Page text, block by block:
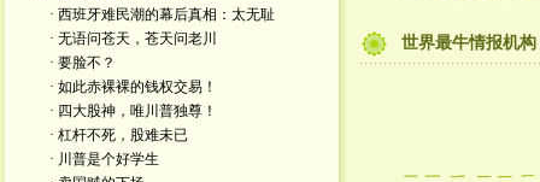
· 西班牙难民潮的幕后真相：太无耻
· 无语问苍天，苍天问老川
· 要脸不？
· 如此赤裸裸的钱权交易！
· 四大股神，唯川普独尊！
· 杠杆不死，股难未已
· 川普是个好学生
世界最牛情报机